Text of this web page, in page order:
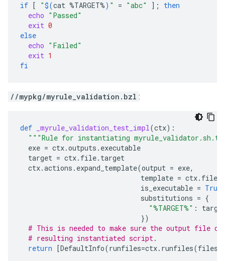
if [ "$(cat %TARGET%) " = "abc" ] ;
then
echo "Passed"
exit 0
else
echo "Failed"
exit 1
fi
//mypkg/myrule_validation.bzl :
def _myrule_validation_test_impl(ctx):
"""Rule for instantiating
exe = ctx.outputs . executable
target = ctx. file. target
ctx.actions . expand_template(output = exe,
template = ctx. file
is_executable = True
substitutions = {
"%TARGET%" :
})
# This is needed to make sure the output file
# resulting instantiated script.
return [DefaultInfo(runfiles=ctx. runfiles(files